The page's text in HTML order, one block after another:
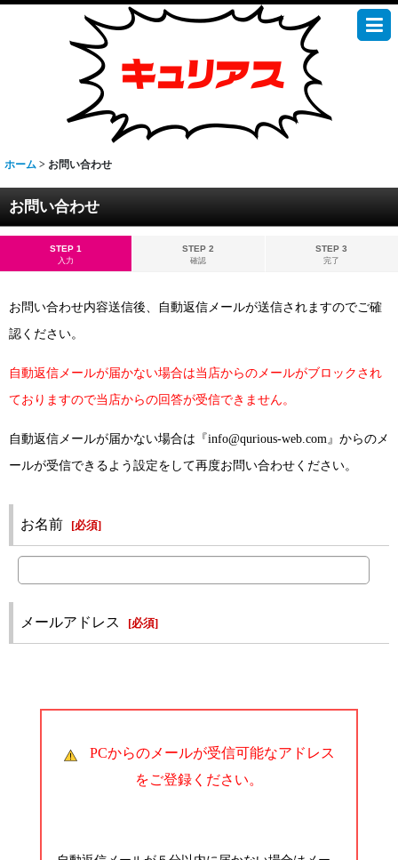
ホーム > お問い合わせ
お問い合わせ
STEP 1
入力
STEP 2
確認
STEP 3
完了
お問い合わせ内容送信後、自動返信メールが送信されますのでご確
認ください。
自動返信メールが届かない場合は当店からのメールがブロックされ
ておりますので当店からの回答が受信できません。
自動返信メールが届かない場合は『info@qurious-web.com』からのメ
ールが受信できるよう設定をして再度お問い合わせください。
お名前 [必須]
メールアドレス [必須]
PCからのメールが受信可能なアドレス
をご登録ください。